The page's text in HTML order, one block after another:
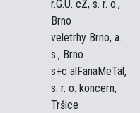
r.G.U. cZ, s. r. o.,
Brno
veletrhy Brno, a.
s., Brno
s+c alFanaMeTal,
s. r. o. koncern,
Tršice